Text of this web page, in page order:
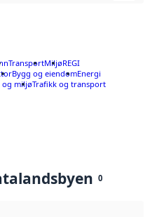
TransportMiljøREGI
Bygg og eiendomEnergi
og miljøTrafikk og transport
0